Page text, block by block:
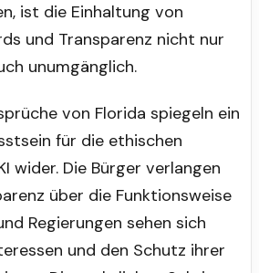
ist die Einhaltung von
und Transparenz nicht nur
unumgänglich.
von Florida spiegeln ein
für die ethischen
wider. Die Bürger verlangen
über die Funktionsweise
Regierungen sehen sich
und den Schutz ihrer